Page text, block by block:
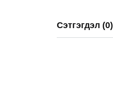
Сэтгэгдэл (0)